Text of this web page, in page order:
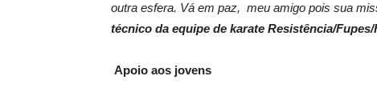
outra esfera. Vá em paz, meu amigo pois sua
técnico da equipe de karate Resistência/
Apoio aos jovens